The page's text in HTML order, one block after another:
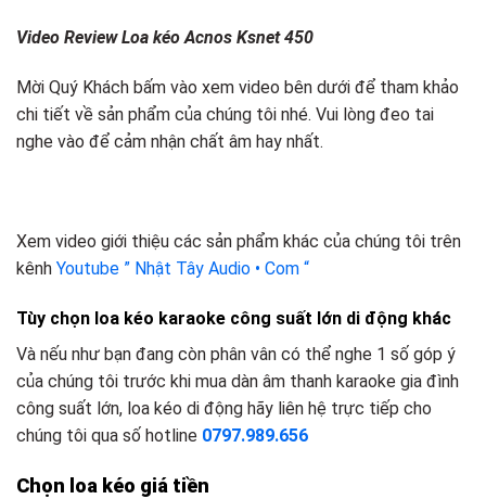
Video Review Loa kéo Acnos Ksnet 450
Mời Quý Khách bấm vào xem video bên dưới để tham khảo
chi tiết về sản phẩm của chúng tôi nhé. Vui lòng đeo tai
nghe vào để cảm nhận chất âm hay nhất.
Xem video giới thiệu các sản phẩm khác của chúng tôi trên
kênh Youtube ” Nhật Tây Audio • Com “
Tùy chọn loa kéo karaoke công suất lớn di động khác
Và nếu như bạn đang còn phân vân có thể nghe 1 số góp ý
của chúng tôi trước khi mua dàn âm thanh karaoke gia đình
công suất lớn, loa kéo di động hãy liên hệ trực tiếp cho
chúng tôi qua số hotline 0797.989.656
Chọn loa kéo giá tiền